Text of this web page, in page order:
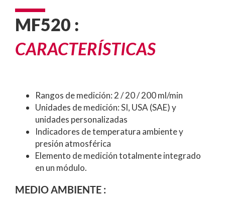
MF520 :
CARACTERÍSTICAS
Rangos de medición: 2 / 20 / 200 ml/min
Unidades de medición: SI, USA (SAE) y
unidades personalizadas
Indicadores de temperatura ambiente y
presión atmosférica
Elemento de medición totalmente integrado
en un módulo.
MEDIO AMBIENTE :